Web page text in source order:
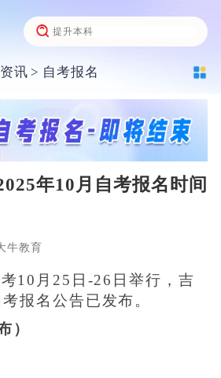
讯 > 自考报名
年10月自考报名时间
牛教育
10月25日-26日举行，吉
报名公告已发布。
）